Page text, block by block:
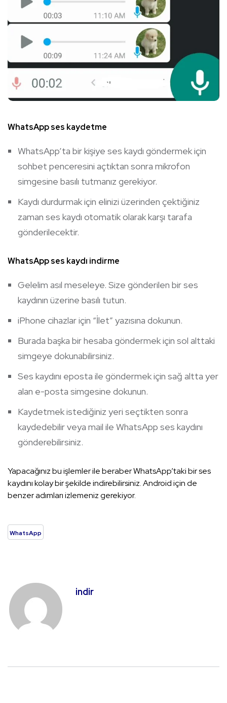
WhatsApp ses kaydetme
WhatsApp’ta bir kişiye ses kaydı göndermek için
sohbet penceresini açtıktan sonra mikrofon
simgesine basılı tutmanız gerekiyor.
Kaydı durdurmak için elinizi üzerinden çektiğiniz
zaman ses kaydı otomatik olarak karşı tarafa
gönderilecektir.
WhatsApp ses kaydı indirme
Gelelim asıl meseleye. Size gönderilen bir ses
kaydının üzerine basılı tutun.
iPhone cihazlar için “İlet” yazısına dokunun.
Burada başka bir hesaba göndermek için sol alttaki
simgeye dokunabilirsiniz.
Ses kaydını eposta ile göndermek için sağ altta yer
alan e-posta simgesine dokunun.
Kaydetmek istediğiniz yeri seçtikten sonra
kaydedebilir veya mail ile WhatsApp ses kaydını
gönderebilirsiniz.
Yapacağınız bu işlemler ile beraber WhatsApp’taki bir ses
kaydını kolay bir şekilde indirebilirsiniz. Android için de
benzer adımları izlemeniz gerekiyor.
WhatsApp
indir